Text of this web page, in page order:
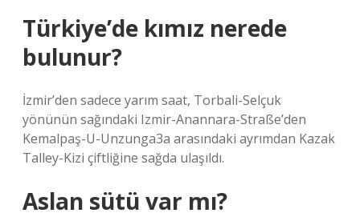
Türkiye’de kımız nerede
bulunur?
İzmir’den sadece yarım saat, Torbali-Selçuk
yönünün sağındaki Izmir-Anannara-Straße’den
Kemalpaş-U-Unzunga3a arasındaki ayrımdan Kazak
Talley-Kizi çiftliğine sağda ulaşıldı.
Aslan sütü var mı?